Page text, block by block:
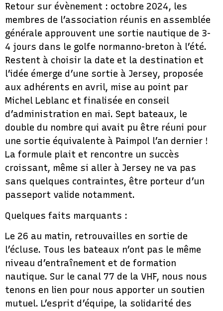
Retour sur évènement : octobre 2024, les
membres de l’association réunis en assemblée
générale approuvent une sortie nautique de 3-
4 jours dans le golfe normanno-breton à l’été.
Restent à choisir la date et la destination et
l’idée émerge d’une sortie à Jersey, proposée
aux adhérents en avril, mise au point par
Michel Leblanc et finalisée en conseil
d’administration en mai. Sept bateaux, le
double du nombre qui avait pu être réuni pour
une sortie équivalente à Paimpol l’an dernier !
La formule plait et rencontre un succès
croissant, même si aller à Jersey ne va pas
sans quelques contraintes, être porteur d’un
passeport valide notamment.
Quelques faits marquants :
Le 26 au matin, retrouvailles en sortie de
l’écluse. Tous les bateaux n’ont pas le même
niveau d’entraînement et de formation
nautique. Sur le canal 77 de la VHF, nous nous
tenons en lien pour nous apporter un soutien
mutuel. L’esprit d’équipe, la solidarité des